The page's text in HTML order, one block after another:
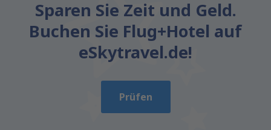
Sparen Sie Zeit und Geld.
Buchen Sie Flug+Hotel auf
eSkytravel.de!
Prüfen